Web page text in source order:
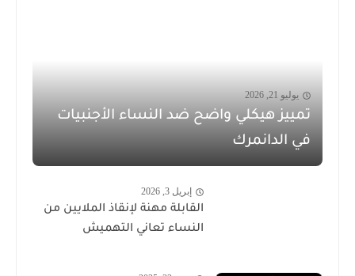
يوليو 21, 2026
تمييز هيكلي واضح ضد النساء الأجنبيات
في الدانمرك
إبريل 3, 2026
القابلة مهنة لإنقاذ الملايين من
النساء تعاني التهميش